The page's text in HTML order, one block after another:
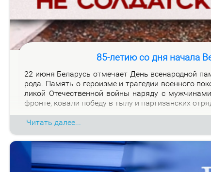
85-летию со дня начала
22 июня Бе­ла­русь от­ме­ча­ет День все­на­род­ной
ро­да. Па­мять о ге­ро­из­ме и тра­ге­дии во­ен­но­го
ли­кой Оте­че­ствен­ной вой­ны на­ря­ду с
фрон­те, ко­ва­ли по­бе­ду в ты­лу и пар­ти­зан­ских
Читать далее...